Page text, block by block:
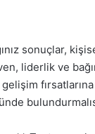
sonuçlar,
liderlik ve